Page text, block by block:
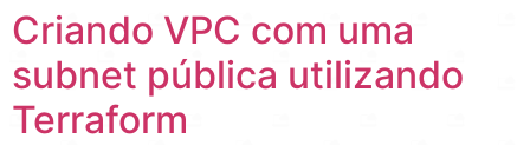
Criando VPC com uma
subnet pública utilizando
Terraform